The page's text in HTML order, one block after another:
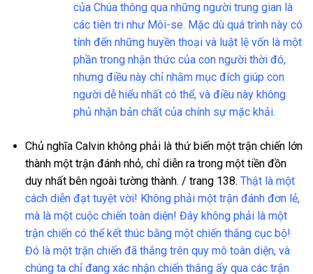
của Chúa thông qua những người trung gian là
các tiên tri như Môi-se. Mặc dù quá trình này có
tính đến những huyền thoại và luật lệ vốn là một
phần trong nhận thức của con người thời đó,
nhưng điều này chỉ nhằm mục đích giúp con
người dễ hiểu nhất có thể, và điều này không
phủ nhận bản chất của chính sự mặc khải.
Chủ nghĩa Calvin không phải là thứ biến một trận chiến lớn
thành một trận đánh nhỏ, chỉ diễn ra trong một tiền đồn
duy nhất bên ngoài tường thành. / trang 138. Thật là một
cách diễn đạt tuyệt vời! Không phải một trận đánh đơn lẻ,
mà là một cuộc chiến toàn diện! Đây không phải là một
trận chiến có thể kết thúc bằng một chiến thắng cục bộ!
Đó là một trận chiến đã thắng trên quy mô toàn diện, và
chúng ta chỉ đang xác nhận chiến thắng ấy qua các trận